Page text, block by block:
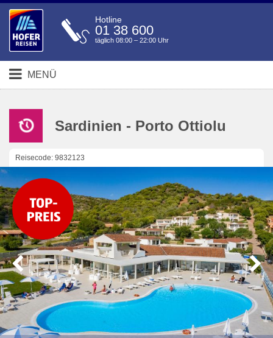
Hotline
01 38 600
täglich 08:00 – 22:00 Uhr
MENÜ
Sardinien - Porto Ottiolu
Reisecode: 9832123